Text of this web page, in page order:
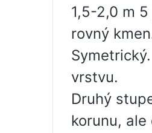
1,5-2,0 m
rovný
vrstvu.
Druhý
korunu,